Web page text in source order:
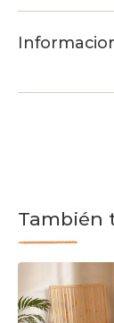
También